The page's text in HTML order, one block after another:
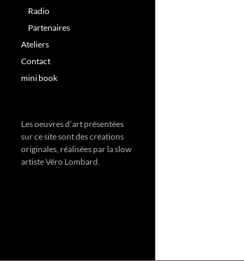
Radio
Partenaires
Ateliers
Contact
mini book
Les oeuvres d’art présentées
sur ce site sont des créations
originales, réalisées par la slow
artiste Véro Lombard.